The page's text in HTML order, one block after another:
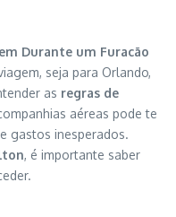
Durante um Furacão
seja para Orlando,
as regras de
aéreas pode te
gastos inesperados.
, é importante saber